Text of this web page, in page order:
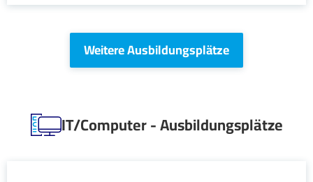
Weitere Ausbildungsplätze
IT/Computer - Ausbildungsplätze